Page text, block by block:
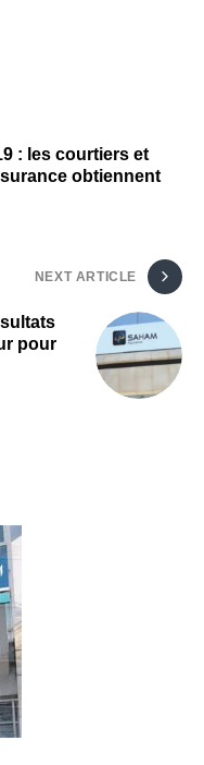
: les courtiers et
obtiennent
NEXT ARTICLE
pour